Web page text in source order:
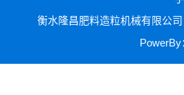
衡水隆昌肥料造粒机械有限公